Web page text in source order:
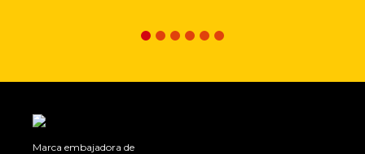
Marca embajadora de